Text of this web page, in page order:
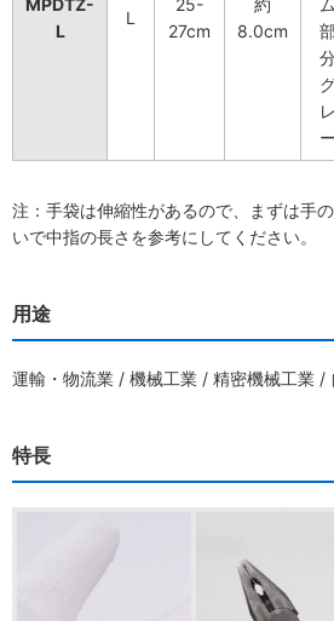
MPDTZ-
L
L
25-
27cm
約
8.0cm
ム
部
レ
ー
注：手袋は伸縮性があるので、まずは手
いで中指の長さを参考にしてください。
用途
運輸・物流業 / 機械工業 / 精密機械工業 /
特長